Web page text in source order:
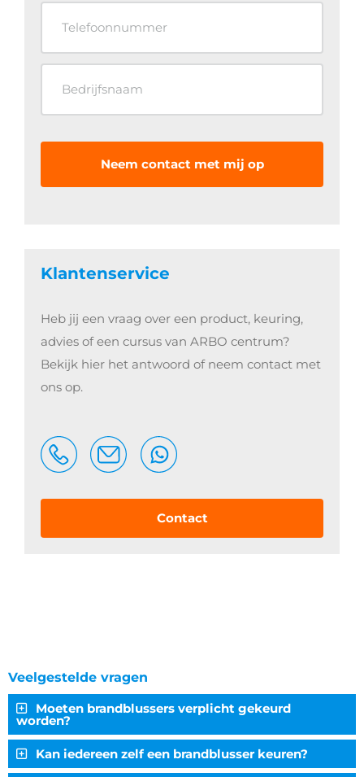
Klantenservice
Heb jij een vraag over een product, keuring,
advies of een cursus van ARBO centrum?
Bekijk hier het antwoord of neem contact met
ons op.
Contact
Veelgestelde vragen
Moeten brandblussers verplicht gekeurd
worden?
Kan iedereen zelf een brandblusser keuren?